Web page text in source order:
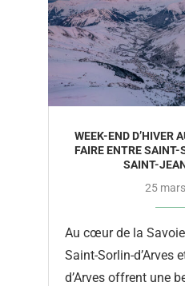
WEEK-END D’HIVER
FAIRE ENTRE SAINT-
SAINT-
25
Au cœur de la
Saint-Sorlin-d’Arves
d’Arves offrent une